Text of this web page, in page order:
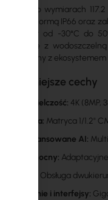
Obudowa o wymiarach
zgodnie z normą IP66 oraz
temperatur od -30°C do
przewodzie z
kompatybilny z
Najważniejsze cechy
Rozdzielczość: 4K (8MP,
Optyka: Matryca 1/1.2"
Zaawansowane AI:
Tryb nocny:
Obsługa
Zasilanie i interfejsy: